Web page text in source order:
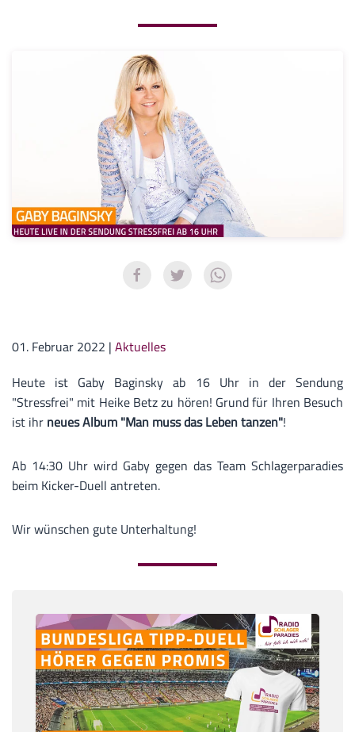
01. Februar 2022 | Aktuelles
Heute ist Gaby Baginsky ab 16 Uhr in der Sendung
"Stressfrei" mit Heike Betz zu hören! Grund für Ihren Besuch
ist ihr neues Album "Man muss das Leben tanzen"!
Ab 14:30 Uhr wird Gaby gegen das Team Schlagerparadies
beim Kicker-Duell antreten.
Wir wünschen gute Unterhaltung!